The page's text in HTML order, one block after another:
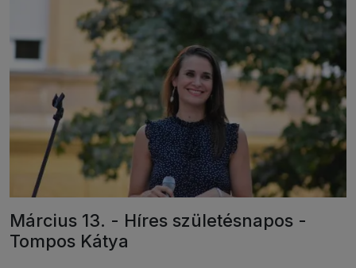
Március 13. - Híres születésnapos -
Tompos Kátya